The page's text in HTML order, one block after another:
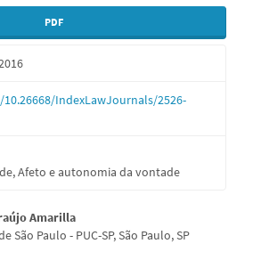
PDF
IndexLawJournals/2526-
Afeto e autonomia da vontade
Amarilla
São Paulo - PUC-SP, São Paulo, SP